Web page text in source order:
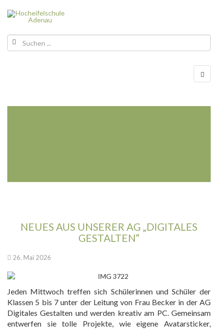
NEUES AUS UNSERER AG „DIGITALES
GESTALTEN“
26. Mai 2026
Jeden Mittwoch treffen sich Schülerinnen und Schüler der
Klassen 5 bis 7 unter der Leitung von Frau Becker in der AG
Digitales Gestalten und werden kreativ am PC. Gemeinsam
entwerfen sie tolle Projekte, wie eigene Avatarsticker,